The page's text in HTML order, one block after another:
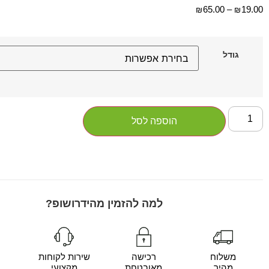
₪ 19.00
–
₪65.00
גודל
הוספה לסל
למה להזמין מהידרושופ?
משלוח
רכישה
שירות לקוחות